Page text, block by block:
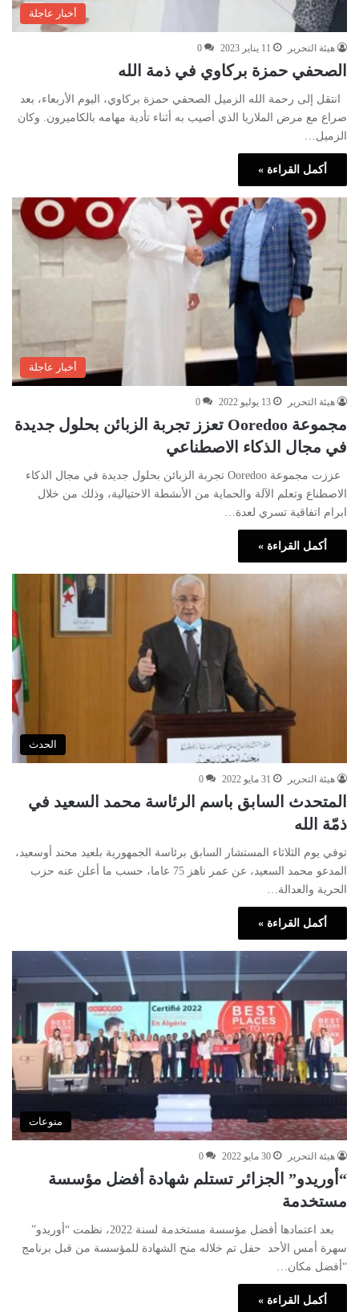
أخبار عاجلة
هيئة التحرير 11 يناير 2023 0
الصحفي حمزة بركاوي في ذمة الله
انتقل إلى رحمة الله الزميل الصحفي حمزة بركاوي، اليوم الأربعاء، بعد
صراع مع مرض الملاريا الذي أصيب به أثناء تأدية مهامه بالكاميرون. وكان
الزميل…
أكمل القراءة »
أخبار عاجلة
هيئة التحرير 13 يوليو 2022 0
مجموعة Ooredoo تعزز تجربة الزبائن بحلول جديدة
في مجال الذكاء الاصطناعي
عززت مجموعة Ooredoo تجربة الزبائن بحلول جديدة في مجال الذكاء
الاصطناع وتعلم الآلة والحماية من الأنشطة الاحتيالية، وذلك من خلال
ابرام اتفاقية تسري لعدة…
أكمل القراءة »
الحدث
هيئة التحرير 31 مايو 2022 0
المتحدث السابق باسم الرئاسة محمد السعيد في
ذمّة الله
توفي يوم الثلاثاء المستشار السابق برئاسة الجمهورية بلعيد محند أوسعيد،
المدعو محمد السعيد، عن عمر ناهز 75 عاما، حسب ما أعلن عنه حزب
الحرية والعدالة…
أكمل القراءة »
منوعات
هيئة التحرير 30 مايو 2022 0
“أوريدو” الجزائر تستلم شهادة أفضل مؤسسة
مستخدمة
بعد اعتمادها أفضل مؤسسة مستخدمة لسنة 2022، نظمت “أوريدو”
سهرة أمس الأحد حفل تم خلاله منح الشهادة للمؤسسة من قبل برنامج
“أفضل مكان…
أكمل القراءة »